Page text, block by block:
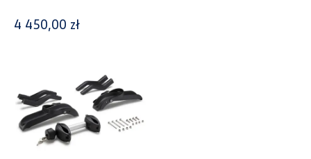
Nowość
Promocja
4 450,00 zł